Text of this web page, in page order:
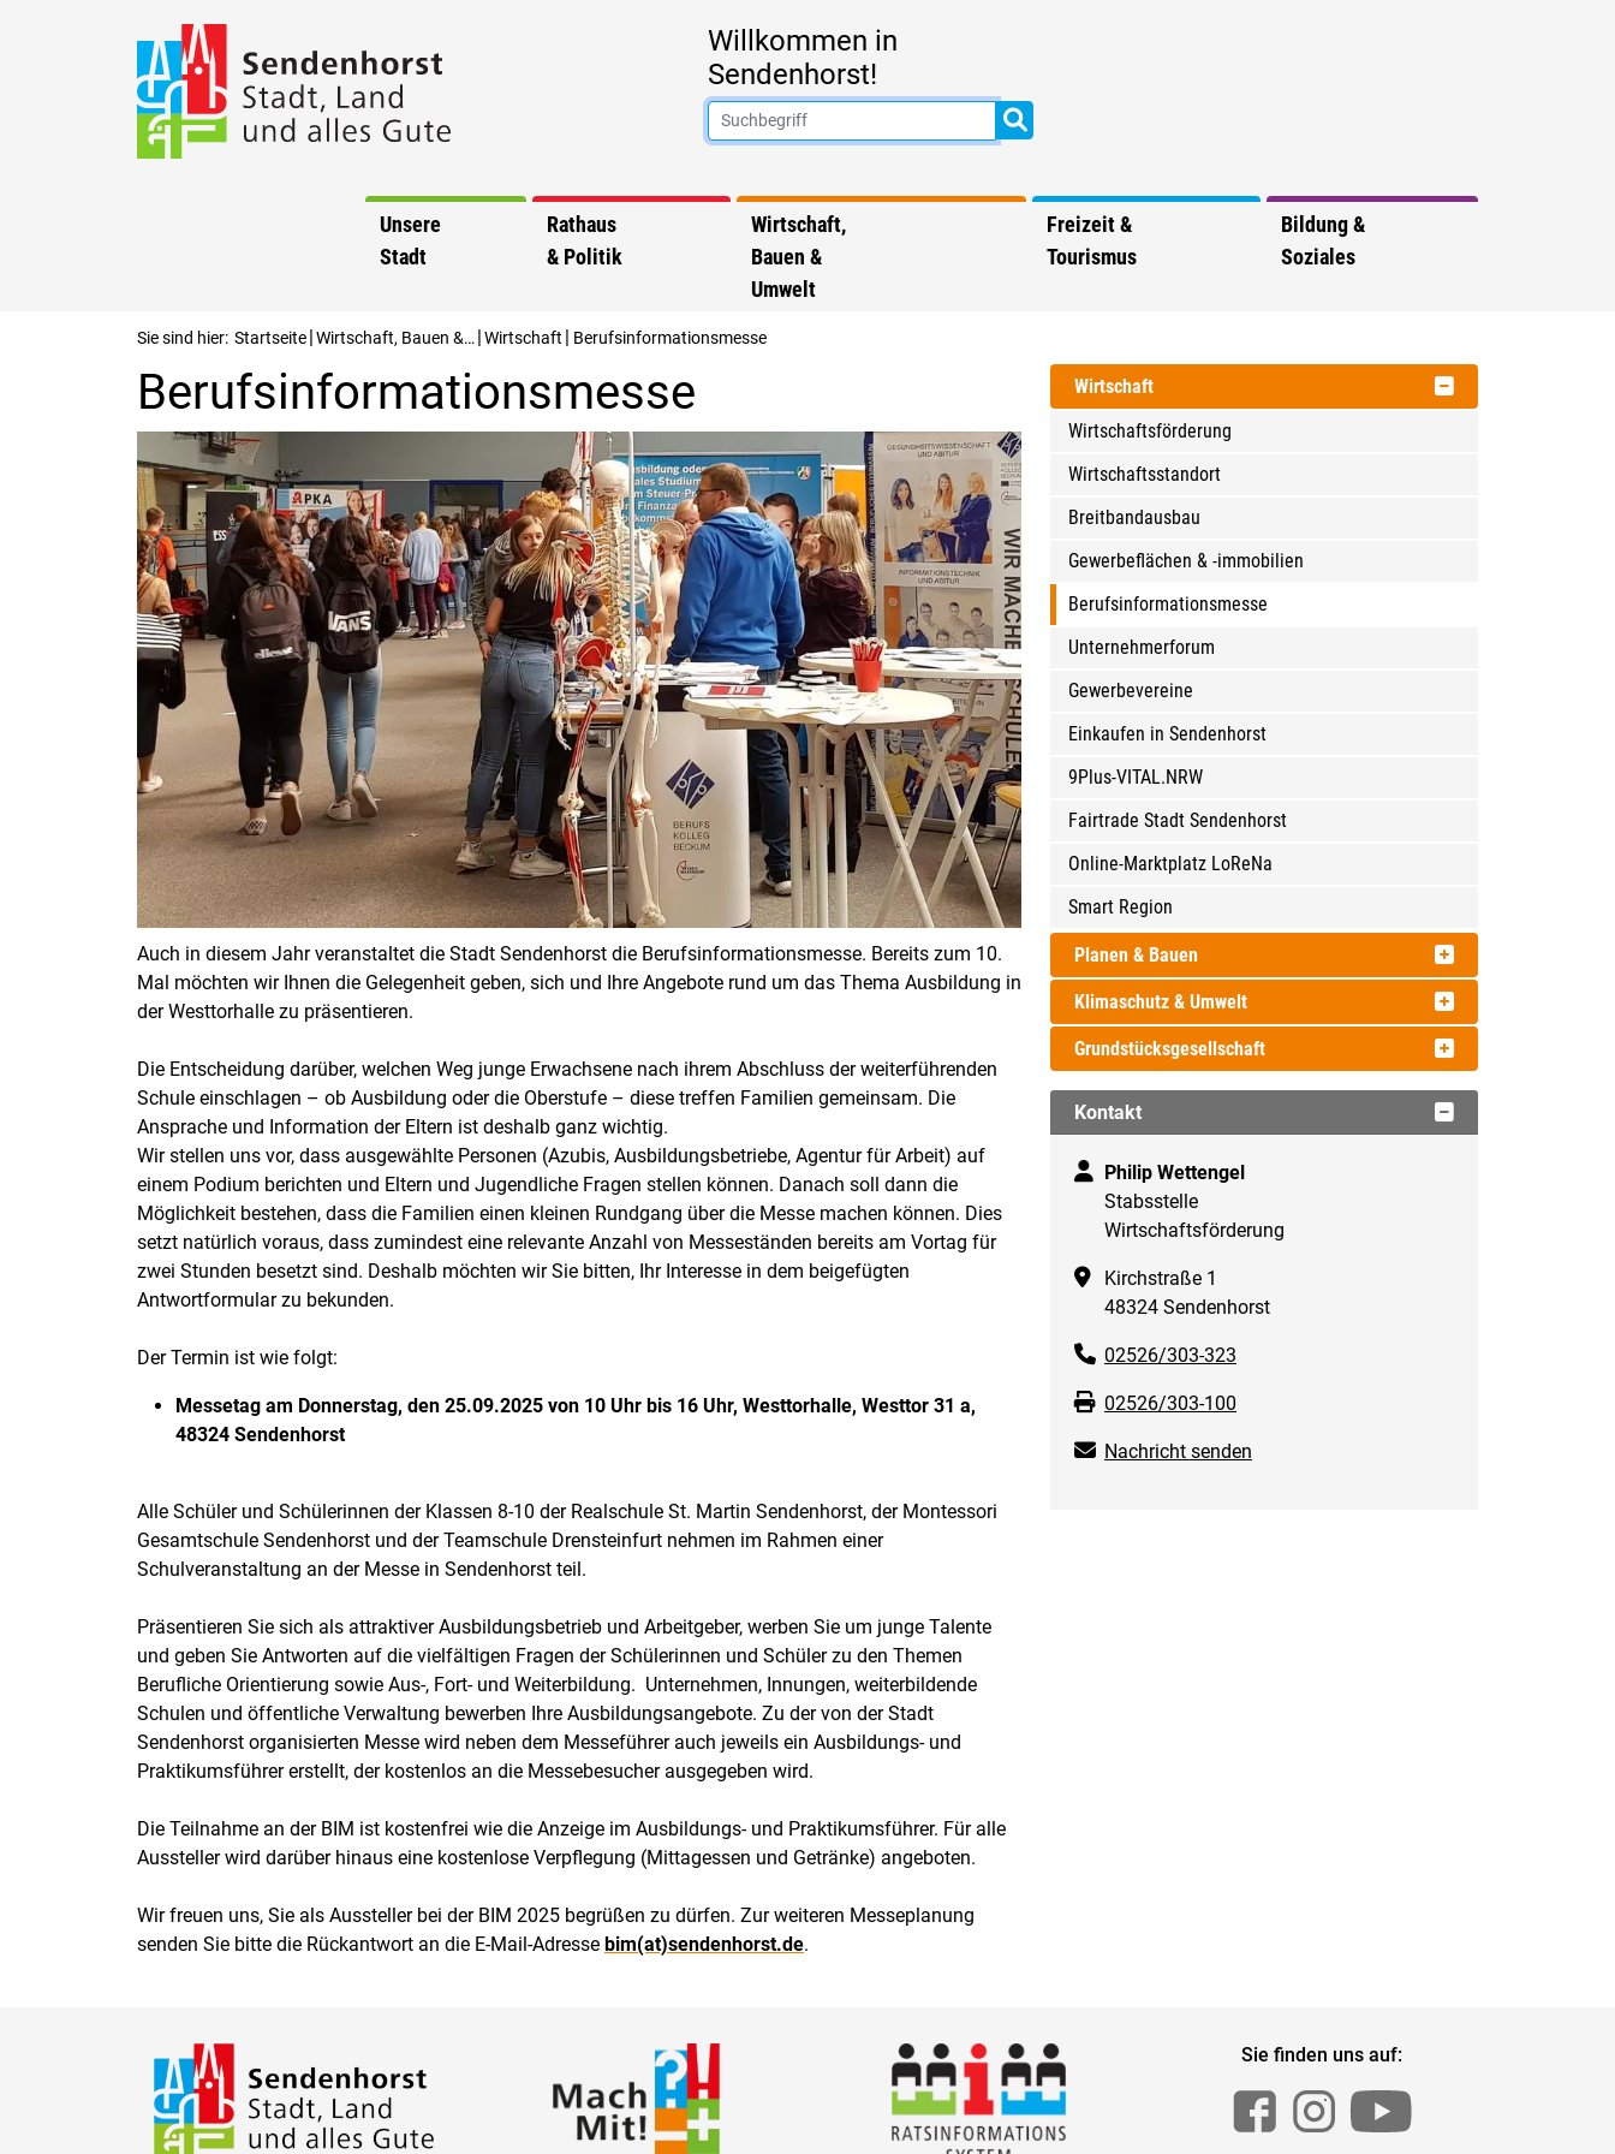
Willkommen in
Sendenhorst!
Unsere
Stadt
Rathaus
& Politik
Wirtschaft,
Bauen &
Umwelt
Freizeit &
Tourismus
Bildung &
Soziales
Sie sind hier: Startseite|Wirtschaft, Bauen &… |Wirtschaft | Berufsinformationsmesse
Berufsinformationsmesse
Auch in diesem Jahr veranstaltet die Stadt Sendenhorst die Berufsinformationsmesse. Bereits zum 10.
Mal möchten wir Ihnen die Gelegenheit geben, sich und Ihre Angebote rund um das Thema Ausbildung in
der Westtorhalle zu präsentieren.
Die Entscheidung darüber, welchen Weg junge Erwachsene nach ihrem Abschluss der weiterführenden
Schule einschlagen – ob Ausbildung oder die Oberstufe – diese treffen Familien gemeinsam. Die
Ansprache und Information der Eltern ist deshalb ganz wichtig.
Wir stellen uns vor, dass ausgewählte Personen (Azubis, Ausbildungsbetriebe, Agentur für Arbeit) auf
einem Podium berichten und Eltern und Jugendliche Fragen stellen können. Danach soll dann die
Möglichkeit bestehen, dass die Familien einen kleinen Rundgang über die Messe machen können. Dies
setzt natürlich voraus, dass zumindest eine relevante Anzahl von Messeständen bereits am Vortag für
zwei Stunden besetzt sind. Deshalb möchten wir Sie bitten, Ihr Interesse in dem beigefügten
Antwortformular zu bekunden.
Der Termin ist wie folgt:
Messetag am Donnerstag, den 25.09.2025 von 10 Uhr bis 16 Uhr, Westtorhalle, Westtor 31 a,
48324 Sendenhorst
Alle Schüler und Schülerinnen der Klassen 8-10 der Realschule St. Martin Sendenhorst, der Montessori
Gesamtschule Sendenhorst und der Teamschule Drensteinfurt nehmen im Rahmen einer
Schulveranstaltung an der Messe in Sendenhorst teil.
Präsentieren Sie sich als attraktiver Ausbildungsbetrieb und Arbeitgeber, werben Sie um junge Talente
und geben Sie Antworten auf die vielfältigen Fragen der Schülerinnen und Schüler zu den Themen
Berufliche Orientierung sowie Aus-, Fort- und Weiterbildung. Unternehmen, Innungen, weiterbildende
Schulen und öffentliche Verwaltung bewerben Ihre Ausbildungsangebote. Zu der von der Stadt
Sendenhorst organisierten Messe wird neben dem Messeführer auch jeweils ein Ausbildungs- und
Praktikumsführer erstellt, der kostenlos an die Messebesucher ausgegeben wird.
Die Teilnahme an der BIM ist kostenfrei wie die Anzeige im Ausbildungs- und Praktikumsführer. Für alle
Aussteller wird darüber hinaus eine kostenlose Verpflegung (Mittagessen und Getränke) angeboten.
Wir freuen uns, Sie als Aussteller bei der BIM 2025 begrüßen zu dürfen. Zur weiteren Messeplanung
senden Sie bitte die Rückantwort an die E-Mail-Adresse bim(at)sendenhorst.de.
Wirtschaft
Wirtschaftsförderung
Wirtschaftsstandort
Breitbandausbau
Gewerbeflächen & -immobilien
Berufsinformationsmesse
Unternehmerforum
Gewerbevereine
Einkaufen in Sendenhorst
9Plus-VITAL.NRW
Fairtrade Stadt Sendenhorst
Online-Marktplatz LoReNa
Smart Region
Planen & Bauen
Klimaschutz & Umwelt
Grundstücksgesellschaft
Kontakt
Philip Wettengel
Stabsstelle
Wirtschaftsförderung
Kirchstraße 1
48324 Sendenhorst
02526/303-323
02526/303-100
Nachricht senden
Sie finden uns auf: